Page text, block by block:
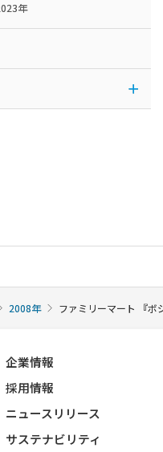
年
2008年 ファミリーマート 『ボ
企業情報
採用情報
ニュースリリース
サステナビリティ